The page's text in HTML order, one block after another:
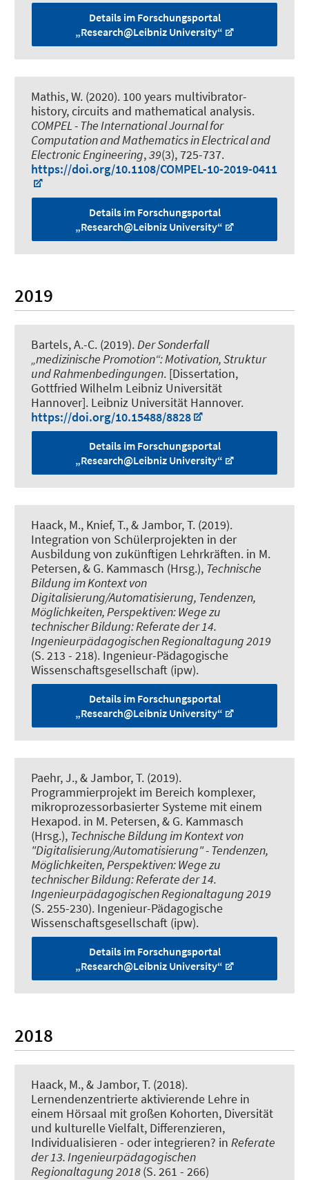
Details im Forschungsportal
„Research@Leibniz University“
Mathis, W. (2020). 100 years multivibrator-
history, circuits and mathematical analysis.
COMPEL - The International Journal for
Computation and Mathematics in Electrical and
Electronic Engineering,39(3), 725-737.
https://doi.org/10.1108/COMPEL-10-2019-0411
Details im Forschungsportal
„Research@Leibniz University“
2019
Bartels, A.-C. (2019).Der Sonderfall
„medizinische Promotion“: Motivation, Struktur
und Rahmenbedingungen. [Dissertation,
Gottfried Wilhelm Leibniz Universität
Hannover]. Leibniz Universität Hannover.
https://doi.org/10.15488/8828
Details im Forschungsportal
„Research@Leibniz University“
Haack, M., Knief, T., & Jambor, T. (2019).
Integration von Schülerprojekten in der
Ausbildung von zukünftigen Lehrkräften. in M.
Petersen, & G. Kammasch (Hrsg.), Technische
Bildung im Kontext von
Digitalisierung/Automatisierung, Tendenzen,
Möglichkeiten, Perspektiven: Wege zu
technischer Bildung: Referate der 14.
Ingenieurpädagogischen Regionaltagung 2019
(S. 213 - 218). Ingenieur-Pädagogische
Wissenschaftsgesellschaft (ipw).
Details im Forschungsportal
„Research@Leibniz University“
Paehr, J., & Jambor, T. (2019).
Programmierprojekt im Bereich komplexer,
mikroprozessorbasierter Systeme mit einem
Hexapod. in M. Petersen, & G. Kammasch
(Hrsg.), Technische Bildung im Kontext von
"Digitalisierung/Automatisierung" - Tendenzen,
Möglichkeiten, Perspektiven: Wege zu
technischer Bildung: Referate der 14.
Ingenieurpädagogischen Regionaltagung 2019
(S. 255-230). Ingenieur-Pädagogische
Wissenschaftsgesellschaft (ipw).
Details im Forschungsportal
„Research@Leibniz University“
2018
Haack, M., & Jambor, T. (2018).
Lernendenzentrierte aktivierende Lehre in
einem Hörsaal mit großen Kohorten, Diversität
und kulturelle Vielfalt, Differenzieren,
Individualisieren - oder integrieren? in Referate
der 13. Ingenieurpädagogischen
Regionaltagung 2018(S. 261 - 266)